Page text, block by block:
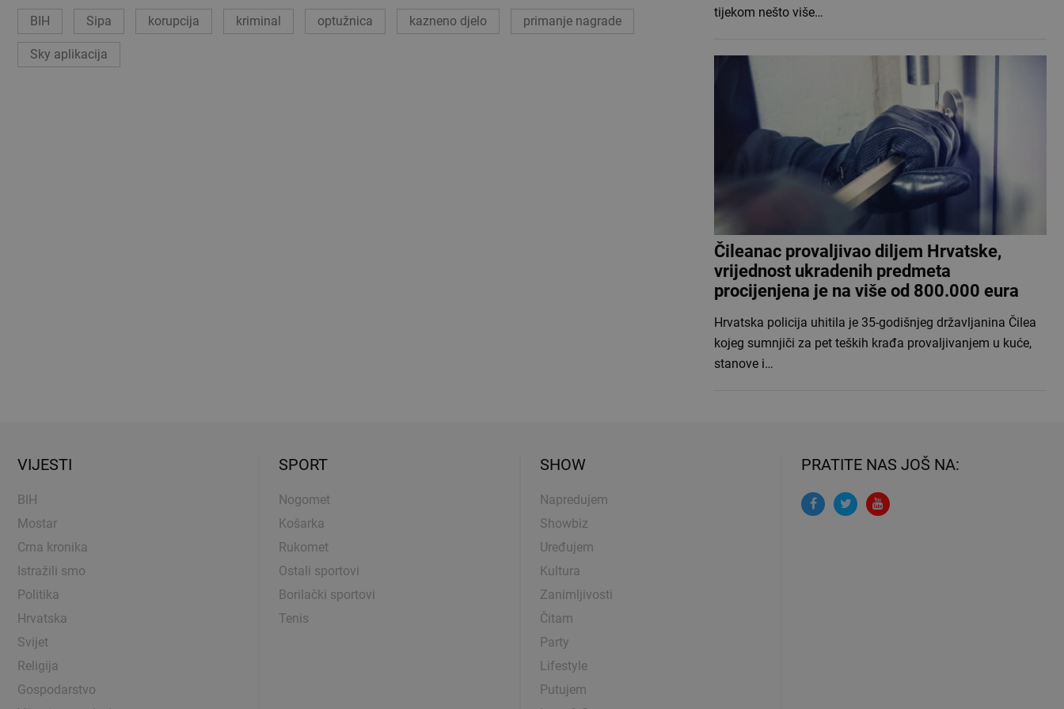
BIH Sipa korupcija kriminal optužnica kazneno djelo primanje nagrade
Sky aplikacija
tijekom nešto više…
Čileanac provaljivao diljem Hrvatske,
vrijednost ukradenih predmeta
procijenjena je na više od 800.000 eura
Hrvatska policija uhitila je 35-godišnjeg državljanina Čilea
kojeg sumnjiči za pet teških krađa provaljivanjem u kuće,
stanove i…
VIJESTI
BIH
Mostar
Crna kronika
Istražili smo
Politika
Hrvatska
Svijet
Religija
Gospodarstvo
SPORT
Nogomet
Košarka
Rukomet
Ostali sportovi
Borilački sportovi
Tenis
SHOW
Napredujem
Showbiz
Uređujem
Kultura
Zanimljivosti
Čitam
Party
Lifestyle
Putujem
PRATITE NAS JOŠ NA: